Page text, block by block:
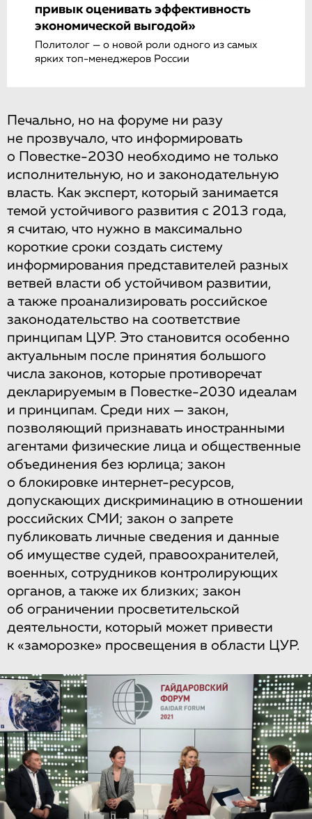
привык оценивать эффективность
экономической выгодой»
Политолог — о новой роли одного из самых
ярких топ-менеджеров России
Печально, но на форуме ни разу
не прозвучало, что информировать
о Повестке-2030 необходимо не только
исполнительную, но и законодательную
власть. Как эксперт, который занимается
темой устойчивого развития с 2013 года,
я считаю, что нужно в максимально
короткие сроки создать систему
информирования представителей разных
ветвей власти об устойчивом развитии,
а также проанализировать российское
законодательство на соответствие
принципам ЦУР. Это становится особенно
актуальным после принятия большого
числа законов, которые противоречат
декларируемым в Повестке-2030 идеалам
и принципам. Среди них — закон,
позволяющий признавать иностранными
агентами физические лица и общественные
объединения без юрлица; закон
о блокировке интернет-ресурсов,
допускающих дискриминацию в отношении
российских СМИ; закон о запрете
публиковать личные сведения и данные
об имуществе судей, правоохранителей,
военных, сотрудников контролирующих
органов, а также их близких; закон
об ограничении просветительской
деятельности, который может привести
к «заморозке» просвещения в области ЦУР.